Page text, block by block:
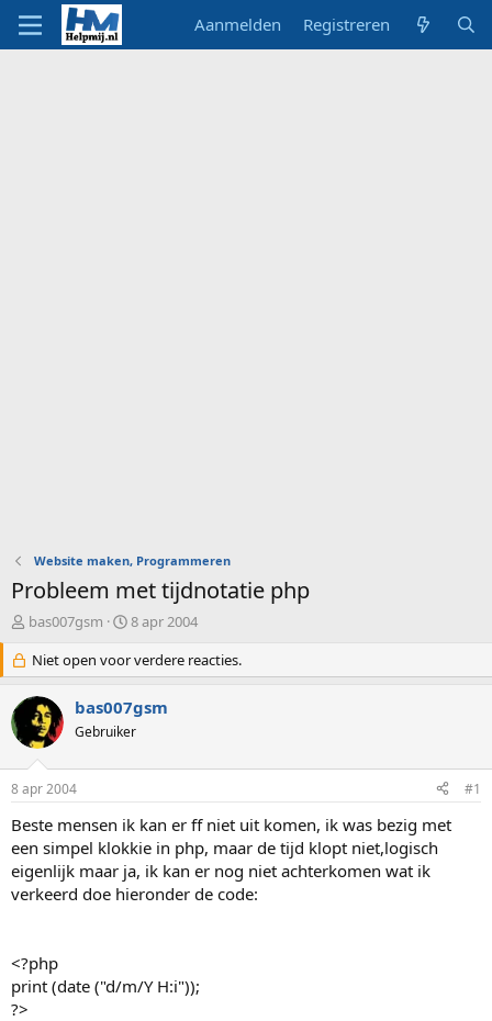
Aanmelden Registreren
Website maken, Programmeren
Probleem met tijdnotatie php
O
d
e
r
w
e
s
t
a
r
t
e
bas007gsm
S
a
r
t
d
a
m
8 apr 2004
Niet open voor verdere reacties.
bas007gsm
Gebruiker
8 apr 2004 #1
Beste mensen ik kan er ff niet uit komen, ik was bezig met
een simpel klokkie in php, maar de tijd klopt niet,logisch
eigenlijk maar ja, ik kan er nog niet achterkomen wat ik
verkeerd doe hieronder de code:
<?php
print (date ("d/m/Y H:i"));
?>